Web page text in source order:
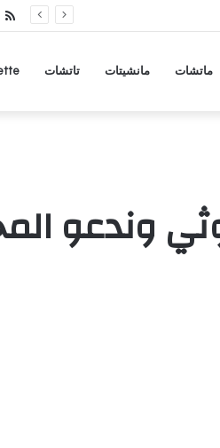
ماتشات مانشيتات تاتشات
وندعو